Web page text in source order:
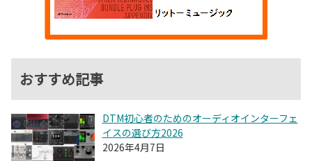
おすすめ記事
DTM初心者のためのオーディオインターフェ
イスの選び方2026
2026年4月7日